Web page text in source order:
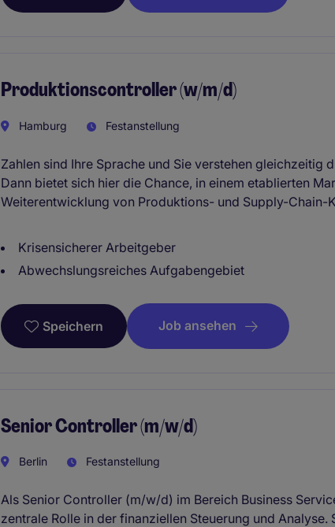
Produktionscontroller (w/m/d)
Hamburg Festanstellung
Zahlen sind Ihre Sprache und Sie verstehen gleichzeitig
Dann bietet sich hier die Chance, in einem etablierten
Weiterentwicklung von Produktions- und Supply-Chain-
Krisensicherer Arbeitgeber
Abwechslungsreiches Aufgabengebiet
Speichern Job ansehen
Senior Controller (m/w/d)
Berlin Festanstellung
Als Senior Controller (m/w/d) im Bereich Business
zentrale Rolle in der finanziellen Steuerung und Analyse.